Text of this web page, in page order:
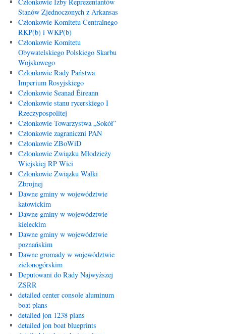
Stanów Zjednoczonych z Arkansas
Członkowie Komitetu Centralnego
RKP(b) i WKP(b)
Członkowie Komitetu
Obywatelskiego Polskiego Skarbu
Wojskowego
Członkowie Rady Państwa
Imperium Rosyjskiego
Członkowie Seanad Éireann
Członkowie stanu rycerskiego I
Rzeczypospolitej
Członkowie Towarzystwa „Sokół”
Członkowie zagraniczni PAN
Członkowie ZBoWiD
Członkowie Związku Młodzieży
Wiejskiej RP Wici
Członkowie Związku Walki
Zbrojnej
Dawne gminy w województwie
katowickim
Dawne gminy w województwie
kieleckim
Dawne gminy w województwie
poznańskim
Dawne gromady w województwie
zielonogórskim
Deputowani do Rady Najwyższej
ZSRR
detailed center console aluminum
boat plans
detailed jon 1238 plans
detailed jon boat blueprints